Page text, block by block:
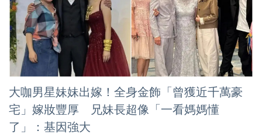
大咖男星妹妹出嫁！全身金飾「曾獲近千萬豪
宅」嫁妝豐厚 兄妹長超像「一看媽媽懂
了」：基因強大